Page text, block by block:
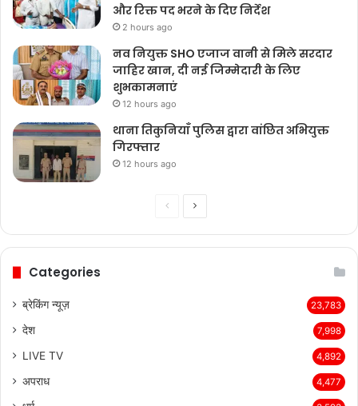
अस्पताल का किया निरीक्षण, इमरजेंसी में एसी
और रिक्त पद भरने के दिए निर्देश
2 hours ago
नव नियुक्त SHO एजाज वानी से मिले सरदार
जाहिर खान, दी नई जिम्मेदारी के लिए
शुभकामनाएं
12 hours ago
थाना तिकुनियाँ पुलिस द्वारा वांछित अभियुक्त
गिरफ्तार
Previous
page
Next
page
ब्रेकिंग न्यूज़ 23,783
7,998
4,892
अपराध 4,477